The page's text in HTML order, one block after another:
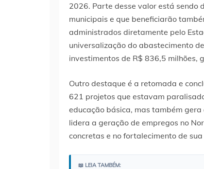
2026. Parte desse valor está sendo
municipais e que beneficiarão
administrados diretamente pelo
universalização do abastecimento
investimentos de R$ 836,5 milhões,
Outro destaque é a retomada e
621 projetos que estavam
educação básica, mas também
lidera a geração de empregos no
concretas e no fortalecimento de sua
📖 LEIA TAMBÉM: